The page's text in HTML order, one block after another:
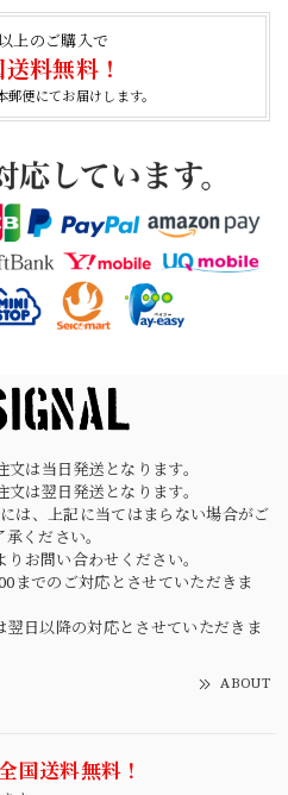
上のご購入で
料無料！
便にてお届けします。
【Cooperstown Ball Cap】Made in USA Baseball Cap "1952 BIRMINGHAM BLACK BARONS" 新品 クーパーズタウンボールキャップ バーミングハムブラックバロンズ 6パネル
【USED】Canadian Army IECS Fleece Pants 実物 カナダ軍 フリースパンツ ユーズド
は当日発送となります。
は翌日発送となります。
は、上記に当てはまらない場合がご
ください。
お問い合わせください。
までのご対応とさせていただきま
翌日以降の対応とさせていただきま
ABOUT
国送料無料！